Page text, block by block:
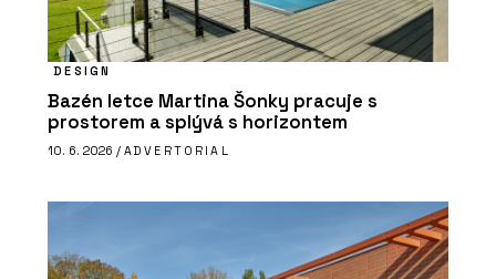
DESIGN
Bazén letce Martina Šonky pracuje s
prostorem a splývá s horizontem
10. 6. 2026 / ADVERTORIAL